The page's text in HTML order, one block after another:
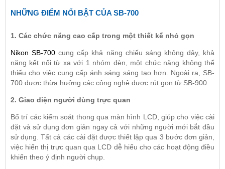
NHỮNG ĐIỂM NỔI BẬT CỦA SB-700
1. Các chức năng cao cấp trong một thiết kế nhỏ gọn
Nikon SB-700 cung cấp khả năng chiếu sáng không dây, khả
năng kết nối từ xa với 1 nhóm đèn, một chức năng không thể
thiếu cho việc cung cấp ánh sáng sáng tạo hơn. Ngoài ra, SB-
700 được thừa hưởng các công nghệ được rút gọn từ SB-900.
2. Giao diện người dùng trực quan
Bố trí các kiểm soát thong qua màn hình LCD, giúp cho việc cài
đặt và sử dụng đơn giản ngay cả với những người mới bắt đầu
sử dụng. Tất cả các cài đặt được thiết lập qua 3 bước đơn giản,
việc hiển thị trực quan qua LCD dễ hiểu cho các hoạt động điều
khiển theo ý định người chụp.